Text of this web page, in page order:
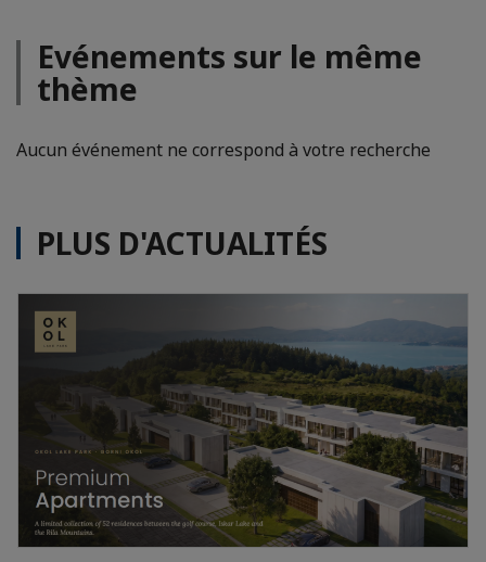
Evénements sur le même
thème
Aucun événement ne correspond à votre recherche
PLUS D'ACTUALITÉS